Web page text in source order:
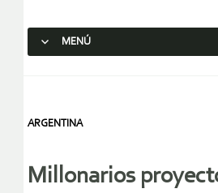
MENÚ
ARGENTINA
Millonarios